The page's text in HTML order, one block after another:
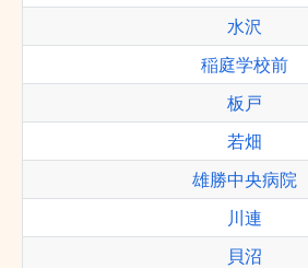
水沢
稲庭学校前
板戸
若畑
雄勝中央病院
川連
貝沼